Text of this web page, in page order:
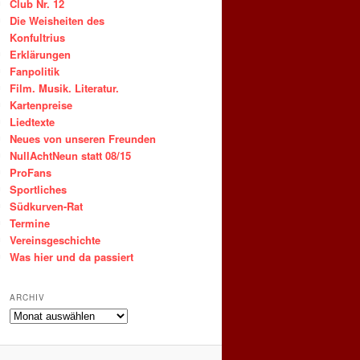
Club Nr. 12
Die Weisheiten des
Konfultrius
Erklärungen
Fanpolitik
Film. Musik. Literatur.
Kartenpreise
Liedtexte
Neues von unseren Freunden
NullAchtNeun statt 08/15
ProFans
Sportliches
Südkurven-Rat
Termine
Vereinsgeschichte
Was hier und da passiert
ARCHIV
ARCHIV